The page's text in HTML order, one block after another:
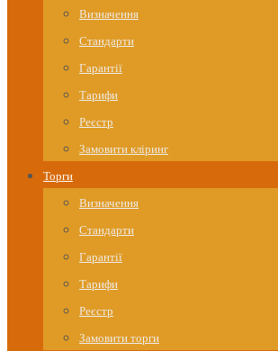
Визначення
Стандарти
Гарантії
Тарифи
Реєстр
Замовити кліринг
Торги
Визначення
Стандарти
Гарантії
Тарифи
Реєстр
Замовити торги